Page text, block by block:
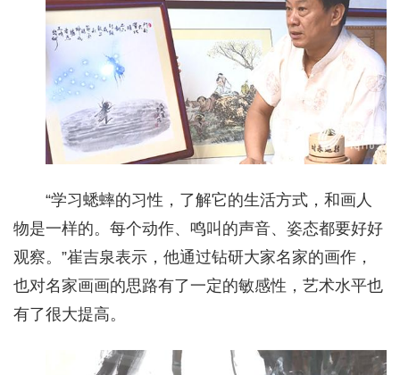
“学习蟋蟀的习性，了解它的生活方式，和画人
物是一样的。每个动作、鸣叫的声音、姿态都要好好
观察。”崔吉泉表示，他通过钻研大家名家的画作，
也对名家画画的思路有了一定的敏感性，艺术水平也
有了很大提高。